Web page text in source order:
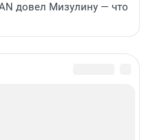
довел Мизулину — что